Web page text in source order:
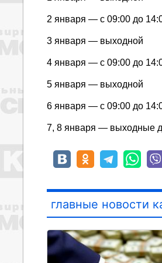
2 января — с 09:00 до
3 января — выходной
4 января — с 09:00 до
5 января — выходной
6 января — с 09:00 до
7, 8 января — выходные
главные новости